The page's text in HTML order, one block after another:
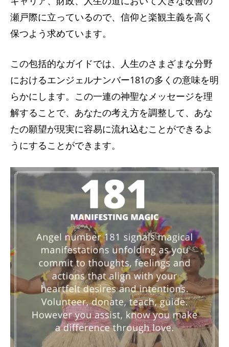
瀬戸際に立っているので、信仰と楽観主義を高く
保つよう求めています。
この包括的なガイドでは、人生のさまざまな分野
におけるエンジェルナンバー181の多くの意味を明
らかにします。この一連の神聖なメッセージを理
解することで、あなたの考え方を調整して、あな
たの願望が現実に容易に流れ込むことができるよ
うにすることができます。